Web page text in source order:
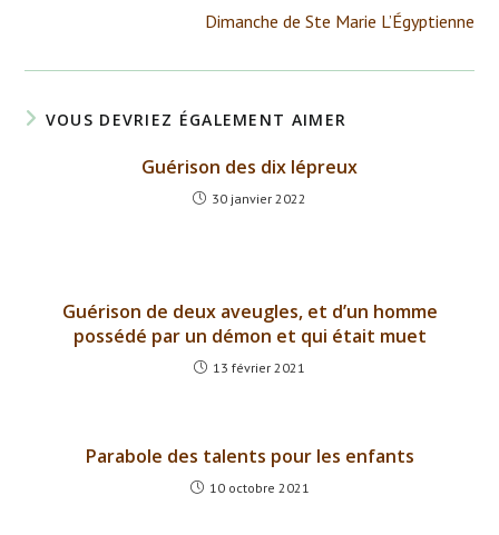
Dimanche de Ste Marie L’Égyptienne
VOUS DEVRIEZ ÉGALEMENT AIMER
Guérison des dix lépreux
30 janvier 2022
Guérison de deux aveugles, et d’un homme
possédé par un démon et qui était muet
13 février 2021
Parabole des talents pour les enfants
10 octobre 2021